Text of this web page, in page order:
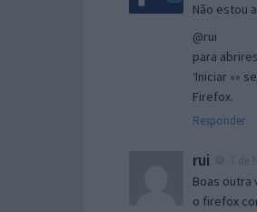
Não estou
@rui
para
‘Iniciar »»
Firefox.
Responder
rui
Boas outra
o firefox